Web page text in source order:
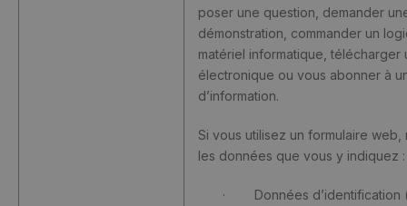
poser une question, demander
démonstration, commander un
matériel informatique, télécharger
électronique ou vous abonner à
d’information.
Si vous utilisez un formulaire web,
les données que vous y indiquez :
· Données d’identification